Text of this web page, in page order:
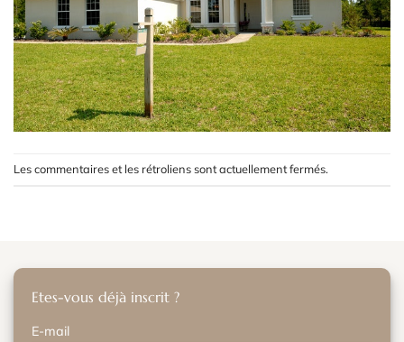
Les commentaires et les rétroliens sont actuellement fermés.
Etes-vous déjà inscrit ?
E-mail